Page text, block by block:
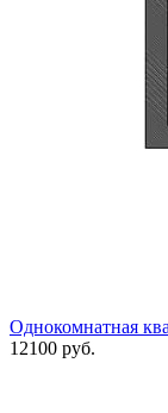
Однокомнатная
12100 руб.